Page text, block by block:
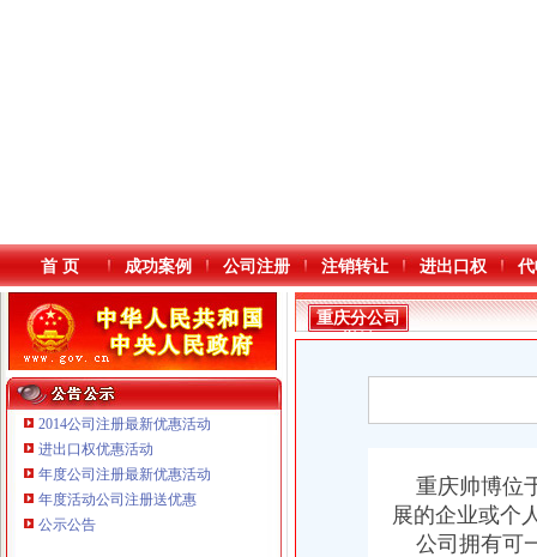
本站导航
首 页 成功案例 公司注册 注销转让 进出口权
2014公司注册最新优惠活动
进出口权优惠活动
年度公司注册最新优惠活动
年度活动公司注册送优惠
公示公告
重庆鸽牌电线电缆有限公司 渝北10010万 (进出口权)
重庆分公司
撤销
重庆帅博位
展的企业或个
公司拥有可